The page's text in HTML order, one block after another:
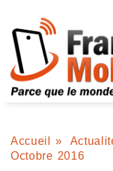
Accueil »
Octobre 2016